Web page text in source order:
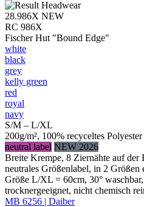
28.986X NEW
RC 986X
Fischer Hut "Bound Edge"
white
black
grey
kelly green
red
royal
navy
S/M – L/XL
200g/m², 100% recyceltes Polyester
neutral label NEW 2026
Breite Krempe, 8 Ziernähte auf der
neutrales Größenlabel, in 2
Größe L/XL = 60cm, 30°
trocknergeeignet, nicht chemisch
MB 6256 | Daiber